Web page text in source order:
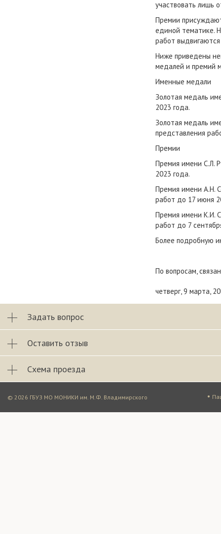
участвовать лишь
Премии
единой тематике.
работ
Ниже приведены
медалей и премий
Именные медали
Золотая медаль
2023 года.
Золотая медаль
представления
Премии
Премия имени С.Л.
2023 года.
Премия имени А.Н.
работ до 17 июня
Премия имени К.И.
работ до 7
Более подробную
По вопросам,
четверг, 9 марта,
Задать вопрос
Оставить отзыв
Схема проезда
© 2026 ГБУЗ МО МОНИКИ им. М.Ф. Владимирского •